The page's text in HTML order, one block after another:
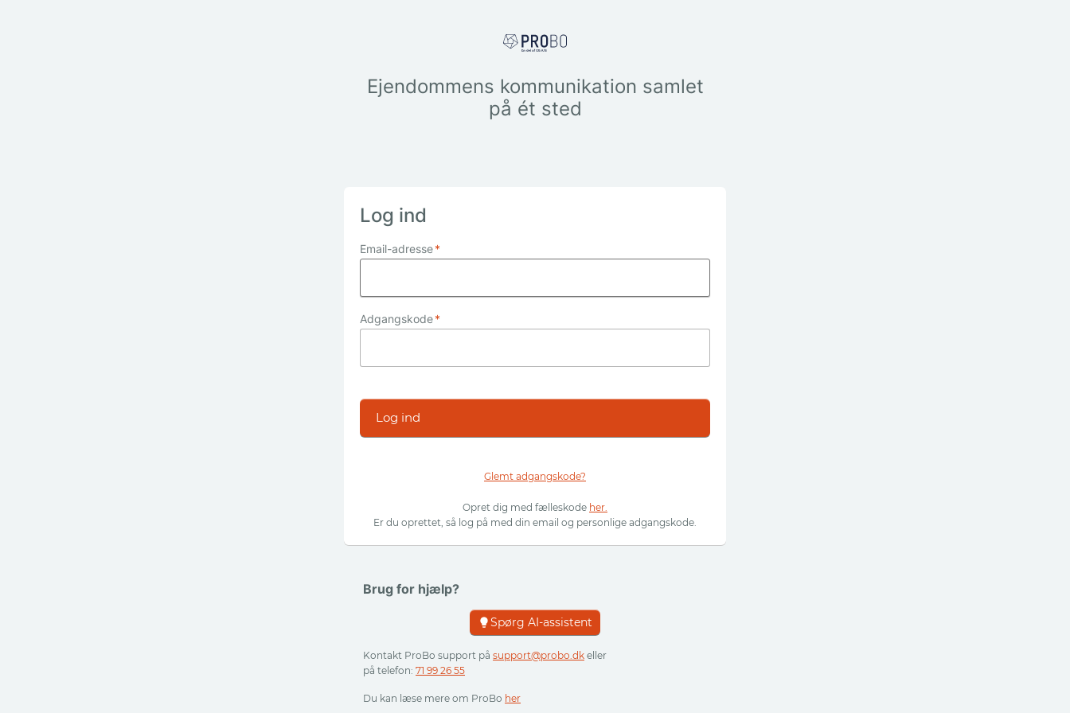
Ejendommens kommunikation samlet
på ét sted
Log ind
Email-adresse*
Adgangskode*
Log ind
Glemt adgangskode?
Opret dig med fælleskode her.
Er du oprettet, så log på med din email og personlige adgangskode.
Brug for hjælp?
Spørg AI-assistent
Kontakt ProBo support på support@probo.dk eller
på telefon: 71 99 26 55
Du kan læse mere om ProBo her